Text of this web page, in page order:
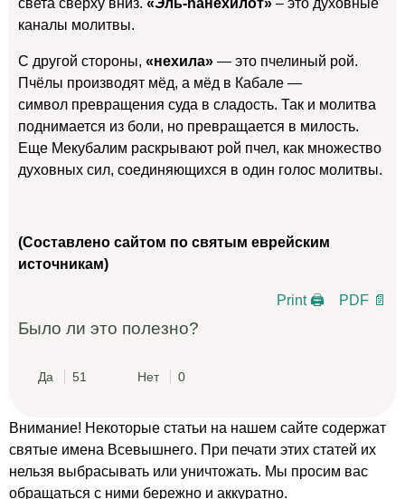
света сверху вниз. «Эль-hанехилот» – это духовные
каналы молитвы.
С другой стороны, «нехила» — это пчелиный рой.
П чёлы производят мёд, а мёд в Кабале —
символ превращения суда в сладость. Так и молитва
поднимается из боли, но превращается в милость.
Еще Мекубалим раскрывают рой пчел, как множество
духовных сил, соединяющихся в один голос молитвы.
(Составлено сайтом по святым еврейским
источникам)
Print 🖨 PDF 📄
Было ли это полезно?
Да 51 Нет 0
Внимание! Некоторые статьи на нашем сайте содержат
святые имена Всевышнего. При печати этих статей их
нельзя выбрасывать или уничтожать. Мы просим вас
обращаться с ними бережно и аккуратно.